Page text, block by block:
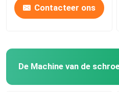
Huisdieren Drogende Zaal
Cat Smart Toilet
Contacteer ons
De Machine van de